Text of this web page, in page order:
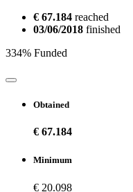
€ 67.184 reached
03/06/2018 finished
334% Funded
Obtained
€ 67.184
Minimum
€ 20.098